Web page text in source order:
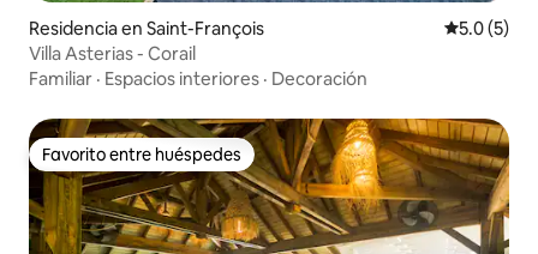
Residencia en Saint-François
5.0 (5)
Villa Asterias - Corail
Familiar · Espacios interiores · Decoración
Favorito entre huéspedes
Favorito entre huéspedes